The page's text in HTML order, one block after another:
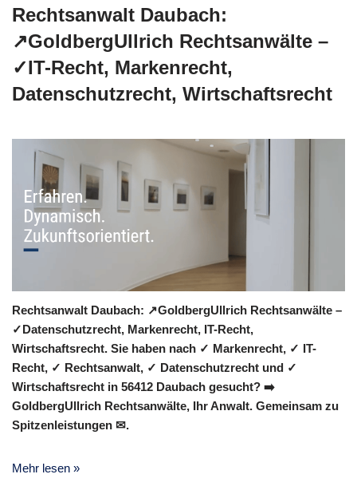
Rechtsanwalt Daubach:
↗️GoldbergUllrich Rechtsanwälte –
✓IT-Recht, Markenrecht,
Datenschutzrecht, Wirtschaftsrecht
Rechtsanwalt Daubach: ↗️GoldbergUllrich Rechtsanwälte –
✓Datenschutzrecht, Markenrecht, IT-Recht,
Wirtschaftsrecht. Sie haben nach ✓ Markenrecht, ✓ IT-
Recht, ✓ Rechtsanwalt, ✓ Datenschutzrecht und ✓
Wirtschaftsrecht in 56412 Daubach gesucht? ➡️
GoldbergUllrich Rechtsanwälte, Ihr Anwalt. Gemeinsam zu
Spitzenleistungen ✉.
Mehr lesen »